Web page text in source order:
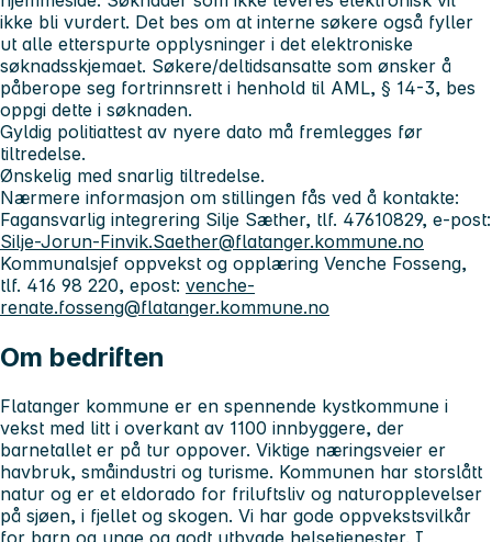
ikke bli vurdert. Det bes om at interne søkere også fyller
ut alle etterspurte opplysninger i det elektroniske
søknadsskjemaet. Søkere/deltidsansatte som ønsker å
påberope seg fortrinnsrett i henhold til AML, § 14-3, bes
oppgi dette i søknaden.
Gyldig politiattest av nyere dato må fremlegges før
tiltredelse.
Ønskelig med snarlig tiltredelse.
Nærmere informasjon om stillingen fås ved å kontakte:
Fagansvarlig integrering Silje Sæther, tlf. 47610829, e-post:
Silje-Jorun-Finvik.Saether@flatanger.kommune.no
Kommunalsjef oppvekst og opplæring Venche Fosseng,
tlf. 416 98 220, epost: venche-
renate.fosseng@flatanger.kommune.no
Om bedriften
Flatanger kommune er en spennende kystkommune i
vekst med litt i overkant av 1100 innbyggere, der
barnetallet er på tur oppover. Viktige næringsveier er
havbruk, småindustri og turisme. Kommunen har storslått
natur og er et eldorado for friluftsliv og naturopplevelser
på sjøen, i fjellet og skogen. Vi har gode oppvekstsvilkår